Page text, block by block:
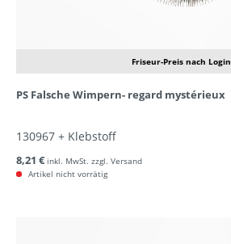
Friseur-Preis nach Login
PS Falsche Wimpern- regard mystérieux
130967 + Klebstoff
8,21 € inkl. MwSt. zzgl. Versand
Artikel nicht vorrätig